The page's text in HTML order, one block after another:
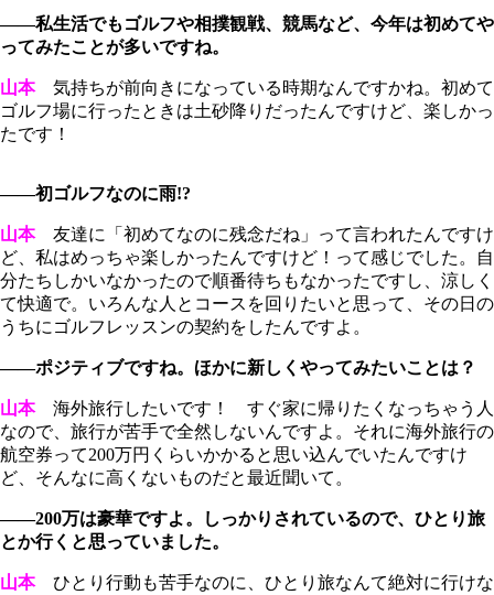
――私生活でもゴルフや相撲観戦、競馬など、今年は初めてや
ってみたことが多いですね。
山本気持ちが前向きになっている時期なんですかね。初めて
ゴルフ場に行ったときは土砂降りだったんですけど、楽しかっ
たです！
――初ゴルフなのに雨!?
山本友達に「初めてなのに残念だね」って言われたんですけ
ど、私はめっちゃ楽しかったんですけど！って感じでした。自
分たちしかいなかったので順番待ちもなかったですし、涼しく
て快適で。いろんな人とコースを回りたいと思って、その日の
うちにゴルフレッスンの契約をしたんですよ。
――ポジティブですね。ほかに新しくやってみたいことは？
山本海外旅行したいです！ すぐ家に帰りたくなっちゃう人
なので、旅行が苦手で全然しないんですよ。それに海外旅行の
航空券って200万円くらいかかると思い込んでいたんですけ
ど、そんなに高くないものだと最近聞いて。
――200万は豪華ですよ。しっかりされているので、ひとり旅
とか行くと思っていました。
山本ひとり行動も苦手なのに、ひとり旅なんて絶対に行けな